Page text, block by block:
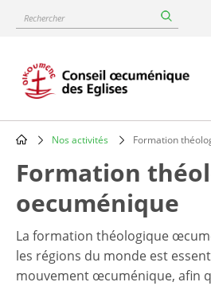
content
Rechercher
Main
navigation
Breadcrumb
Nos activités Formation
Formation
oecuménique
La formation théologique
les régions du monde est
mouvement œcuménique, afin